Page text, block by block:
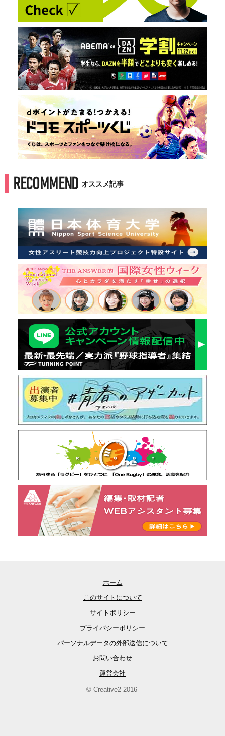
RECOMMEND オススメ記事
ホーム
このサイトについて
サイトポリシー
プライバシーポリシー
パーソナルデータの外部送信について
お問い合わせ
運営会社
© Creative2 2016-